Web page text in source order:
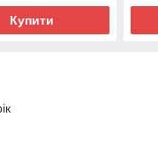
Купити